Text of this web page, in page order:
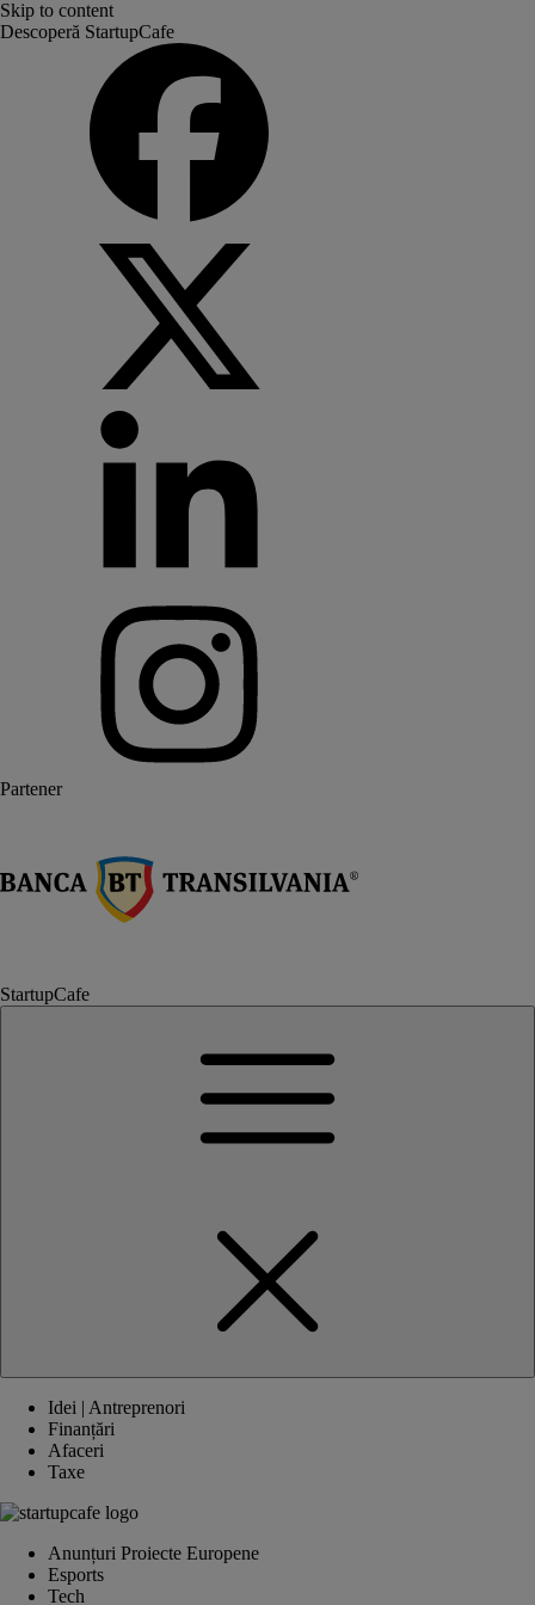
Skip to content
Descoperă StartupCafe
Partener
StartupCafe
Idei | Antreprenori
Finanțări
Afaceri
Taxe
Anunțuri Proiecte Europene
Esports
Tech